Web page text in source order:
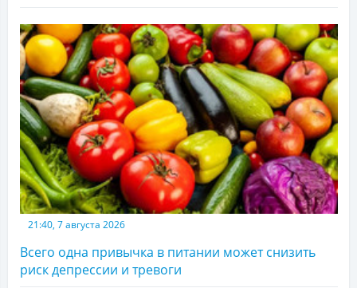
21:40, 7 августа 2026
Всего одна привычка в питании может снизить
риск депрессии и тревоги